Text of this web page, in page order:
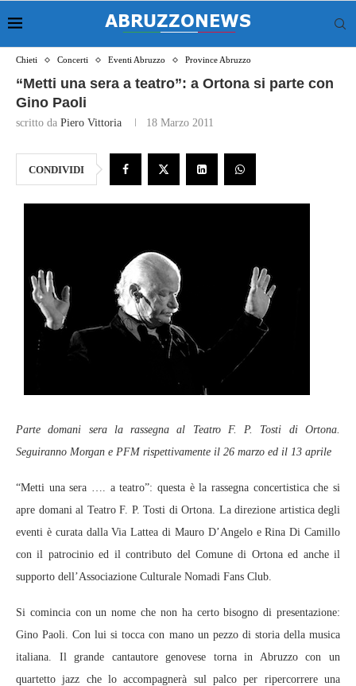
Chieti Concerti Eventi Abruzzo Province Abruzzo
“Metti una sera a teatro”: a Ortona si parte con
Gino Paoli
scritto da Piero Vittoria 18 Marzo 2011
CONDIVIDI
Parte domani sera la rassegna al Teatro F. P. Tosti di Ortona.
Seguiranno Morgan e PFM rispettivamente il 26 marzo ed il 13 aprile
“Metti una sera …. a teatro”: questa è la rassegna concertistica che si
apre domani al Teatro F. P. Tosti di Ortona. La direzione artistica degli
eventi è curata dalla Via Lattea di Mauro D’Angelo e Rina Di Camillo
con il patrocinio ed il contributo del Comune di Ortona ed anche il
supporto dell’Associazione Culturale Nomadi Fans Club.
Si comincia con un nome che non ha certo bisogno di presentazione:
Gino Paoli. Con lui si tocca con mano un pezzo di storia della musica
italiana. Il grande cantautore genovese torna in Abruzzo con un
quartetto jazz che lo accompagnerà sul palco per ripercorrere una